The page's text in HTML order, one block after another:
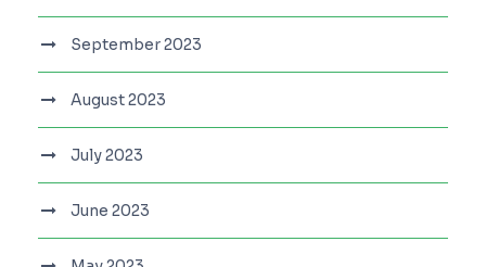
September 2023
August 2023
July 2023
June 2023